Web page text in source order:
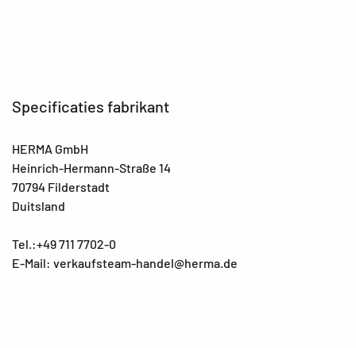
Specificaties fabrikant
HERMA GmbH
Heinrich-Hermann-Straße 14
70794 Filderstadt
Duitsland
Tel.:+49 711 7702-0
E-Mail: verkaufsteam-handel@herma.de